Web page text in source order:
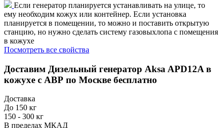
Если генератор планируется устанавливать на улице, то
ему необходим кожух или контейнер. Если установка
планируется в помещении, то можно и поставить открытую
станцию, но нужно сделать систему газовыхлопа с помещения
в кожухе
Посмотреть все свойства
Доставим Дизельный генератор Aksa APD12A в
кожухе с АВР по Москве бесплатно
Доставка
До 150 кг
150 - 300 кг
В пределах МКАД